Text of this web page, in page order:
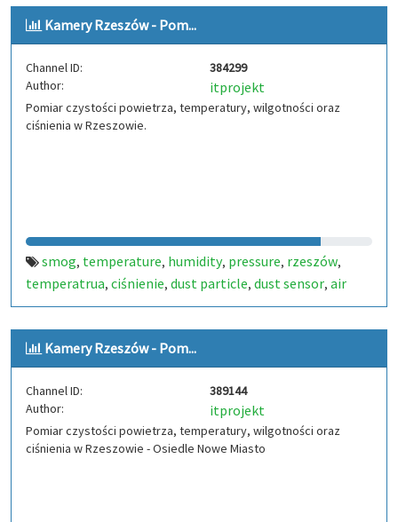
Kamery Rzeszów - Pom...
Channel ID:
384299
Author:
itprojekt
Pomiar czystości powietrza, temperatury, wilgotności oraz
ciśnienia w Rzeszowie.
smog, temperature, humidity, pressure, rzeszów,
temperatrua, ciśnienie, dust particle, dust sensor, air
quality,poland air,
Kamery Rzeszów - Pom...
Channel ID:
389144
Author:
itprojekt
Pomiar czystości powietrza, temperatury, wilgotności oraz
ciśnienia w Rzeszowie - Osiedle Nowe Miasto